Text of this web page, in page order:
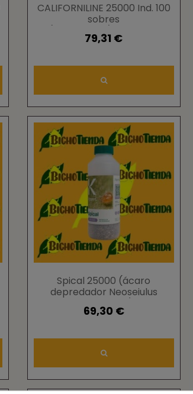
CALIFORNILINE 25000 Ind. 100
sobres
(Amblyseius/Neoseiulus
californicus)
79,31 €
Spical 25000 (ácaro
depredador Neoseiulus
Californicus)
69,30 €